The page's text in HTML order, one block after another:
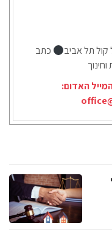
קול תל אביב
כתב
האדום: